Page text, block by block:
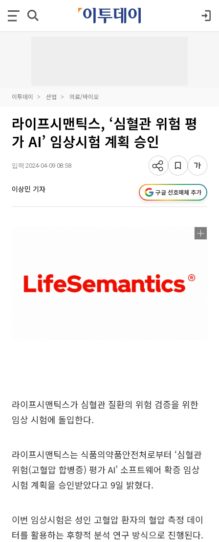
이투데이 산업 의료/바이오
라이프시맨틱스, ‘심혈관 위험 평
가 AI’ 임상시험 계획 승인
입력 2024-04-09 08:58
이상민 기자 구글 선호매체 추가
라이프시맨틱스가 심혈관 질환의 위험 검증을 위한
임상 시험에 돌입한다.
라이프시맨틱스는 식품의약품안전처로부터 ‘심혈관
위험(고혈압 합병증) 평가 AI’ 소프트웨어 확증 임상
시험 계획을 승인받았다고 9일 밝혔다.
이번 임상시험은 성인 고혈압 환자의 혈압 측정 데이
터를 활용하는 후향적 분석 연구 방식으로 진행된다.